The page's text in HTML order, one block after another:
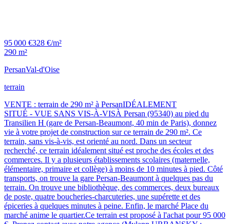
95 000 €328 €/m²
290 m²
PersanVal-d'Oise
terrain
VENTE : terrain de 290 m² à PersanIDÉALEMENT
SITUÉ - VUE SANS VIS-À-VISÀ Persan (95340) au pied du
Transilien H (gare de Persan-Beaumont, 40 min de Paris), donnez
vie à votre projet de construction sur ce terrain de 290 m². Ce
terrain, sans vis-à-vis, est orienté au nord. Dans un secteur
recherché, ce terrain idéalement situé est proche des écoles et des
commerces. Il y a plusieurs établissements scolaires (maternelle,
élémentaire, primaire et collège) à moins de 10 minutes à pied. Côté
transports, on trouve la gare Persan-Beaumont à quelques pas du
terrain. On trouve une bibliothèque, des commerces, deux bureaux
de poste, quatre boucheries-charcuteries, une supérette et des
épiceries à quelques minutes à peine. Enfin, le marché Place du
marché anime le quartier.Ce terrain est proposé à l'achat pour 95 000